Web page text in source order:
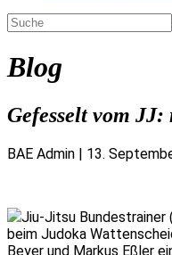
Blog
Gefesselt vom
BAE Admin | 13.
Jiu-Jitsu Bundestrainer
beim Judoka
Beyer und Markus Eßler